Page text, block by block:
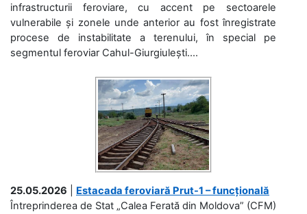
infrastructurii feroviare, cu accent pe sectoarele
vulnerabile și zonele unde anterior au fost înregistrate
procese de instabilitate a terenului, în special pe
segmentul feroviar Cahul-Giurgiulești....
25.05.2026
Estacada feroviară Prut-1 – funcțională
Întreprinderea de Stat „Calea Ferată din Moldova” (CFM)